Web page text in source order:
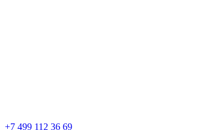
+7 499 112 36 69